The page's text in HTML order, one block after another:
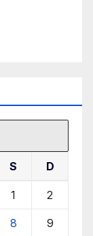
S D
1 2
8 9